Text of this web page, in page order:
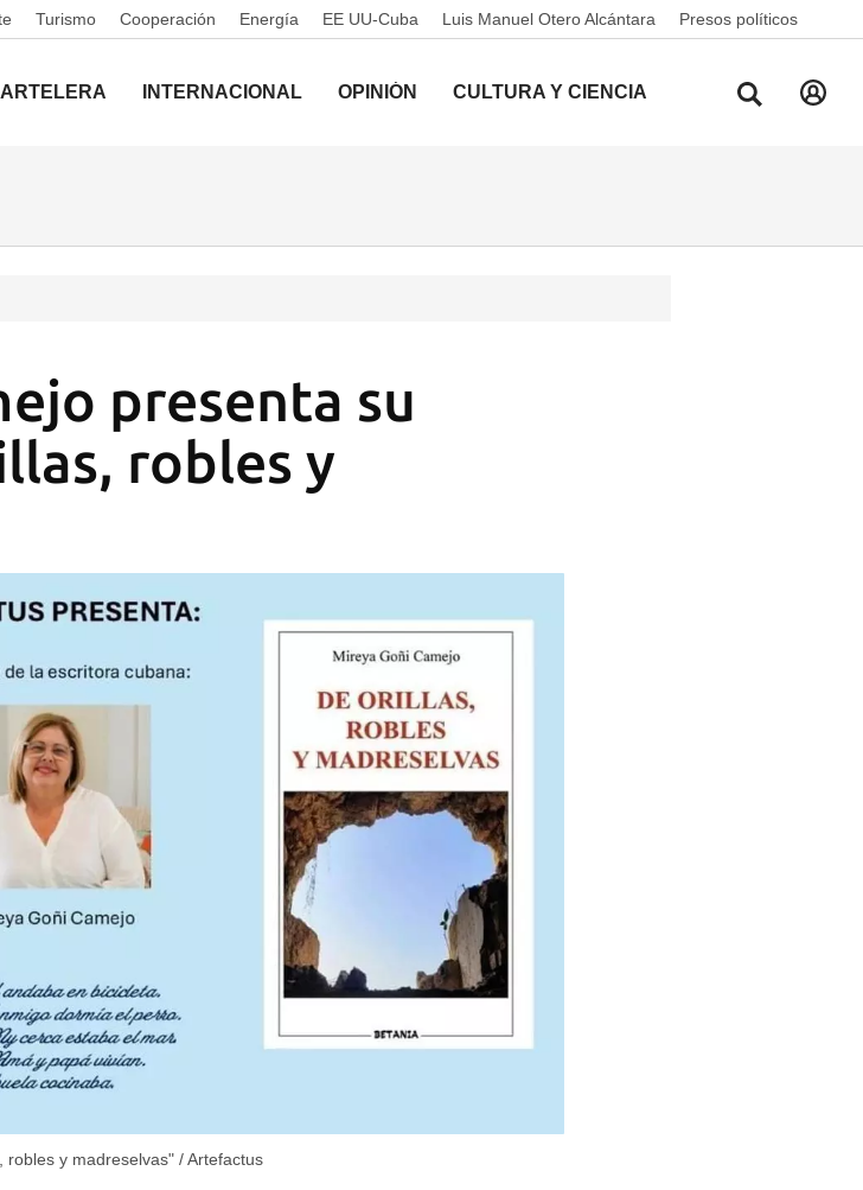
Turismo Cooperación Energía EE UU-Cuba Luis Manuel Otero Alcántara Presos políticos
INTERNACIONAL OPINIÓN CULTURA Y CIENCIA
presenta su
robles y
robles y madreselvas" /Artefactus